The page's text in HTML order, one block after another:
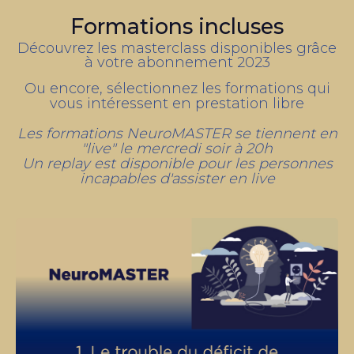
Formations incluses
Découvrez les masterclass disponibles grâce
à votre abonnement 2023
Ou encore, sélectionnez les formations qui
vous intéressent en prestation libre
Les formations NeuroMASTER se tiennent en
"live" le mercredi soir à 20h
Un replay est disponible pour les personnes
incapables d'assister en live